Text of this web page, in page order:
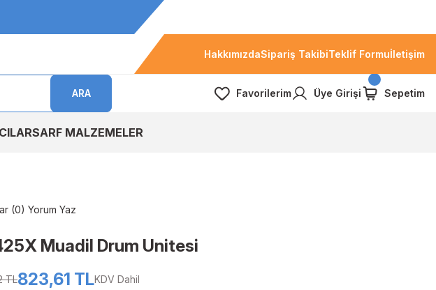
HakkımızdaSipariş TakibiTeklif Formuİletişim
ARA Favorilerim Üye Girişi Sepetim
SARF MALZEMELER
(0) Yorum Yaz
Muadil Drum Unitesi
TL823,61 TLKDV Dahil